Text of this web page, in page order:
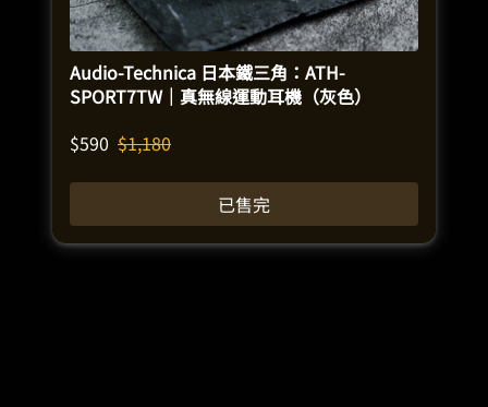
Audio-Technica 日本鐵三角：ATH-
SPORT7TW｜真無線運動耳機（灰色）
$590 $1,180
已售完